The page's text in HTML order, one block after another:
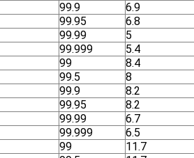
99.9
6.9
99.95
6.8
99.99
5
99.999 5.4
99 8.4
99.5
8
99.9
8.2
99.95
8.2
99.99
6.7
99.999 6.5
99 11.7